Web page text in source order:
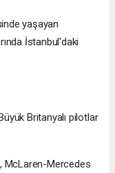
yaşayan
İstanbul'daki
Britanyalı pilotlar
McLaren-Mercedes